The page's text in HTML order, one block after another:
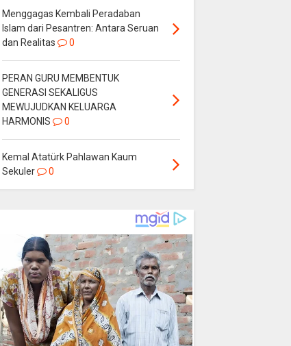
Menggagas Kembali Peradaban
Islam dari Pesantren: Antara Seruan
dan Realitas
0
PERAN GURU MEMBENTUK
GENERASI SEKALIGUS
MEWUJUDKAN KELUARGA
HARMONIS
0
Kemal Atatürk Pahlawan Kaum
Sekuler
0